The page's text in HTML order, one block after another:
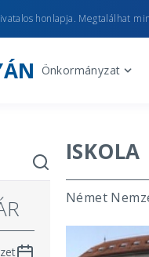
honlapja. Megtalálhat
Önkormányzat
ISKOLA
Német